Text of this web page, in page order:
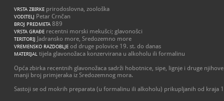
VRSTA ZBIRKE prirodoslovna, zoološka
VODITELJ Petar Crnčan
BROJ PREDMETA 889
VRSTA GRAĐE recentni morski mekušci; glavonošci
TERITORIJ Jadransko more, Sredozemno more
VREMENSKO RAZDOBLJE od druge polovice 19. st. do danas
MATERIJAL tijela glavonožaca konzervirana u alkoholu ili formalinu
Opća zbirka recentnih glavonožaca sadrži hobotnice, sipe, lignje i druge
manji broj primjeraka iz Sredozemnog mora.
Sastoji se od mokrih preparata (u formalinu ili alkoholu) prikupljanih od kraja